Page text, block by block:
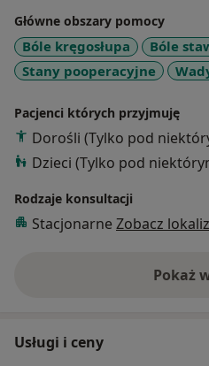
Główne obszary pomocy
Bóle kręgosłupa Bóle
Stany pooperacyjne
Pacjenci których przyjmuję
Dorośli (Tylko pod
Dzieci (Tylko pod
Rodzaje konsultacji
Stacjonarne Zobacz
Pokaż
Usługi i ceny